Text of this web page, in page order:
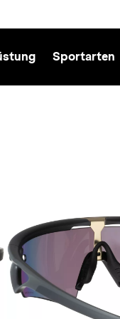
Sportarten